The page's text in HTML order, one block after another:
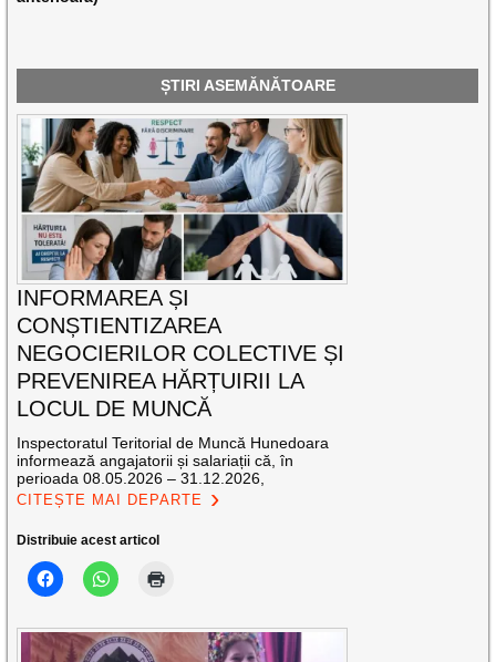
ȘTIRI ASEMĂNĂTOARE
INFORMAREA ȘI
CONȘTIENTIZAREA
NEGOCIERILOR COLECTIVE ȘI
PREVENIREA HĂRȚUIRII LA
LOCUL DE MUNCĂ
Inspectoratul Teritorial de Muncă Hunedoara
informează angajatorii și salariații că, în
perioada 08.05.2026 – 31.12.2026,
CITEȘTE MAI DEPARTE
Distribuie acest articol